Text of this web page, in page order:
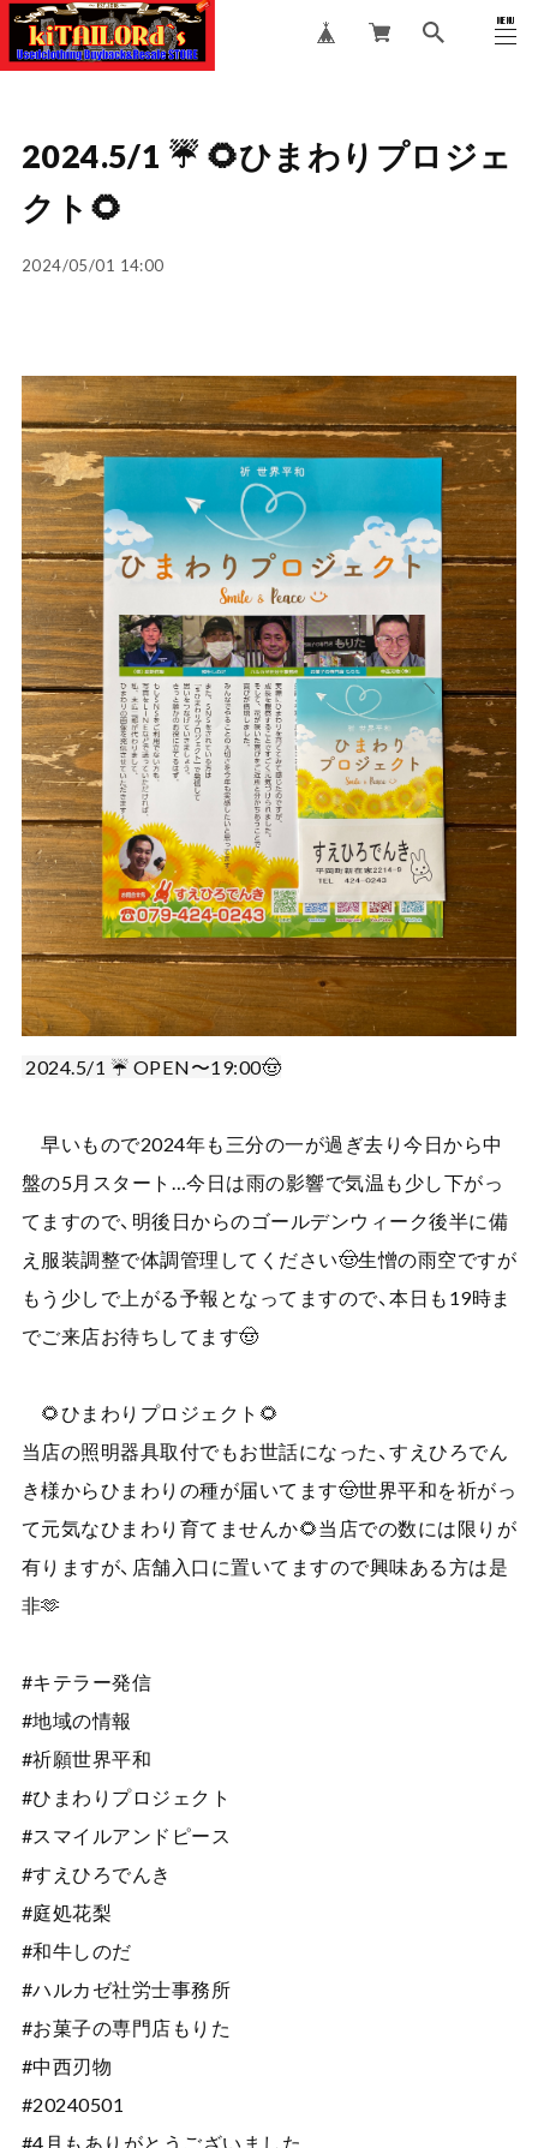
MENU
CLOSE
2024.5/1 ☔️ 🌻ひまわりプロジェ
クト🌻
2024/05/01 14:00
2024.5/1 ☔️ OPEN〜19:00🤠
早いもので2024年も三分の一が過ぎ去り今日から中
盤の5月スタート…今日は雨の影響で気温も少し下がっ
てますので、明後日からのゴールデンウィーク後半に備
え服装調整で体調管理してください🤠生憎の雨空ですが
もう少しで上がる予報となってますので、本日も19時ま
でご来店お待ちしてます🤠
🌻ひまわりプロジェクト🌻
当店の照明器具取付でもお世話になった、すえひろでん
き様からひまわりの種が届いてます🤠世界平和を祈がっ
て元気なひまわり育てませんか🌻当店での数には限りが
有りますが、店舗入口に置いてますので興味ある方は是
非🫶
#キテラー発信
#地域の情報
#祈願世界平和
#ひまわりプロジェクト
#スマイルアンドピース
#すえひろでんき
#庭処花梨
#和牛しのだ
#ハルカゼ社労士事務所
#お菓子の専門店もりた
#中西刃物
#20240501
#4月もありがとうございました